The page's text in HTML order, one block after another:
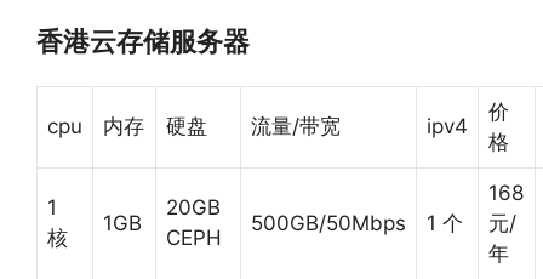
香港云存储服务器
cpu 内存 硬盘 流量/带宽 ipv4
价
格
1
核
1GB
20GB
CEPH
500GB/50Mbps 1 个
168
元/
年